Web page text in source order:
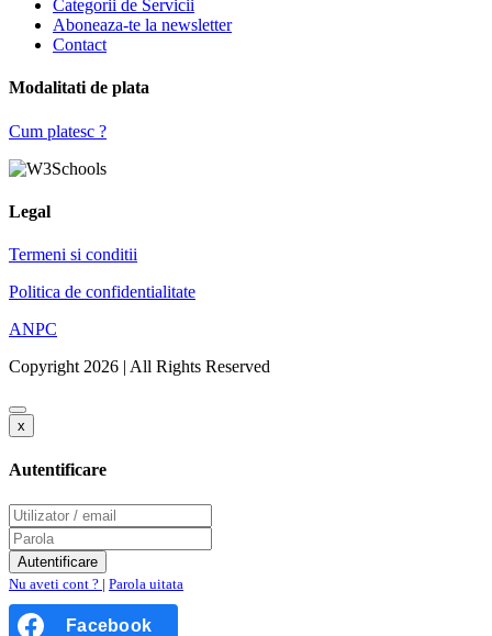
Categorii de Servicii
Aboneaza-te la newsletter
Contact
Modalitati de plata
Cum platesc ?
Legal
Termeni si conditii
Politica de confidentialitate
ANPC
Copyright 2026 | All Rights Reserved
x
Autentificare
Nu aveti cont ? | Parola uitata
Facebook